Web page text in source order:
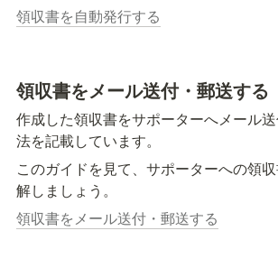
領収書を自動発行する
領収書をメール送付・郵送する
作成した領収書をサポーターへメール
法を記載しています。
このガイドを見て、サポーターへの領
解しましょう。
領収書をメール送付・郵送する